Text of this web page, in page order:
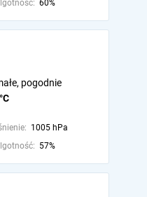
60%
pogodnie
1005 hPa
57%